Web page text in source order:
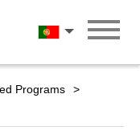
Português
Programs